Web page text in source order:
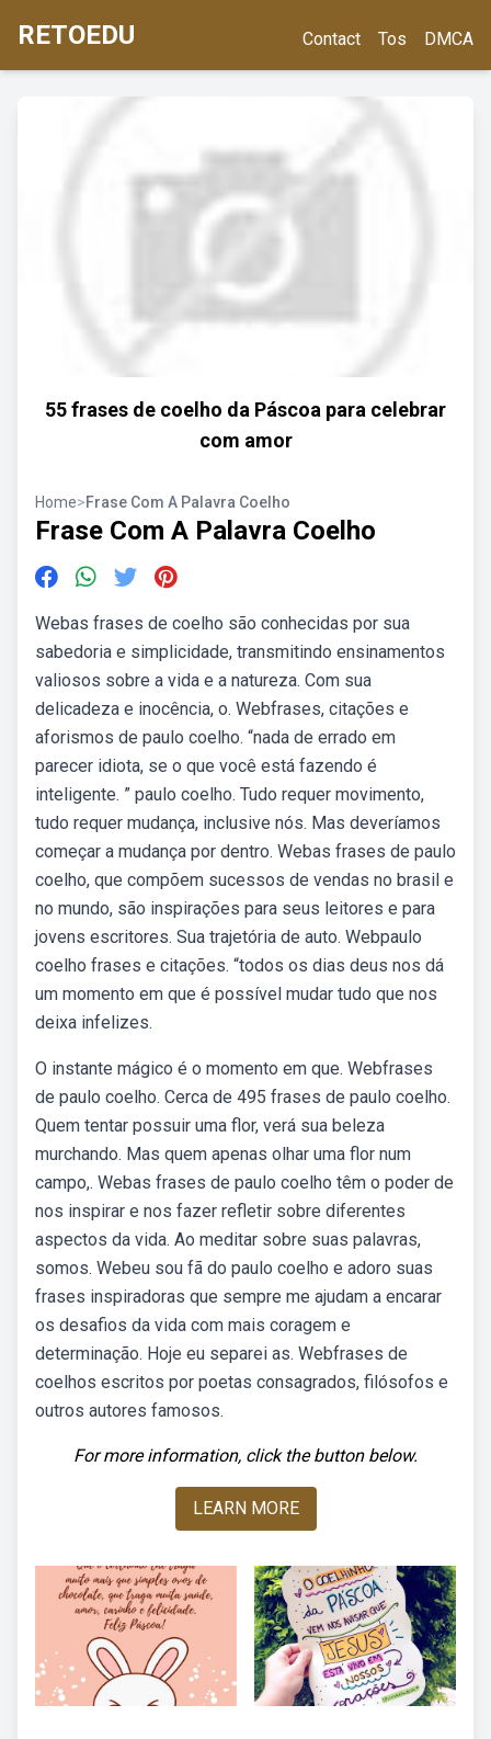
RETOEDU Contact Tos DMCA
55 frases de coelho da Páscoa para celebrar
com amor
Home>Frase Com A Palavra Coelho
Frase Com A Palavra Coelho
Webas frases de coelho são conhecidas por sua
sabedoria e simplicidade, transmitindo ensinamentos
valiosos sobre a vida e a natureza. Com sua
delicadeza e inocência, o. Webfrases, citações e
aforismos de paulo coelho. “nada de errado em
parecer idiota, se o que você está fazendo é
inteligente. ” paulo coelho. Tudo requer movimento,
tudo requer mudança, inclusive nós. Mas deveríamos
começar a mudança por dentro. Webas frases de paulo
coelho, que compõem sucessos de vendas no brasil e
no mundo, são inspirações para seus leitores e para
jovens escritores. Sua trajetória de auto. Webpaulo
coelho frases e citações. “todos os dias deus nos dá
um momento em que é possível mudar tudo que nos
deixa infelizes.
O instante mágico é o momento em que. Webfrases
de paulo coelho. Cerca de 495 frases de paulo coelho.
Quem tentar possuir uma flor, verá sua beleza
murchando. Mas quem apenas olhar uma flor num
campo,. Webas frases de paulo coelho têm o poder de
nos inspirar e nos fazer refletir sobre diferentes
aspectos da vida. Ao meditar sobre suas palavras,
somos. Webeu sou fã do paulo coelho e adoro suas
frases inspiradoras que sempre me ajudam a encarar
os desafios da vida com mais coragem e
determinação. Hoje eu separei as. Webfrases de
coelhos escritos por poetas consagrados, filósofos e
outros autores famosos.
For more information, click the button below.
LEARN MORE